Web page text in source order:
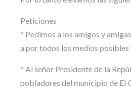
Peticiones
* Pedimos a los amigos y
a por todos los medios posibles
* Al señor Presidente de la
pobladores del municipio de El